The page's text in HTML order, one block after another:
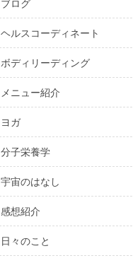
ブログ
ヘルスコーディネート
ボディリーディング
メニュー紹介
ヨガ
分子栄養学
宇宙のはなし
感想紹介
日々のこと